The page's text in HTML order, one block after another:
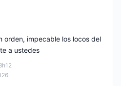
orden, impecable los locos del
a ustedes